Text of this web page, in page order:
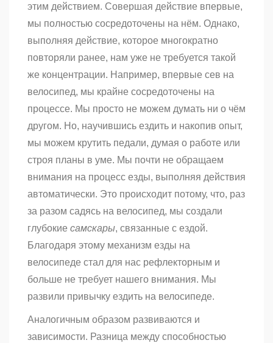
этим действием. Совершая действие впервые,
мы полностью сосредоточены на нём. Однако,
выполняя действие, которое многократно
повторяли ранее, нам уже не требуется такой
же концентрации. Например, впервые сев на
велосипед, мы крайне сосредоточены на
процессе. Мы просто не можем думать ни о чём
другом. Но, научившись ездить и накопив опыт,
мы можем крутить педали, думая о работе или
строя планы в уме. Мы почти не обращаем
внимания на процесс езды, выполняя действия
автоматически. Это происходит потому, что, раз
за разом садясь на велосипед, мы создали
глубокие самскары, связанные с ездой.
Благодаря этому механизм езды на
велосипеде стал для нас рефлекторным и
больше не требует нашего внимания. Мы
развили привычку ездить на велосипеде.
Аналогичным образом развиваются и
зависимости. Разница между способностью